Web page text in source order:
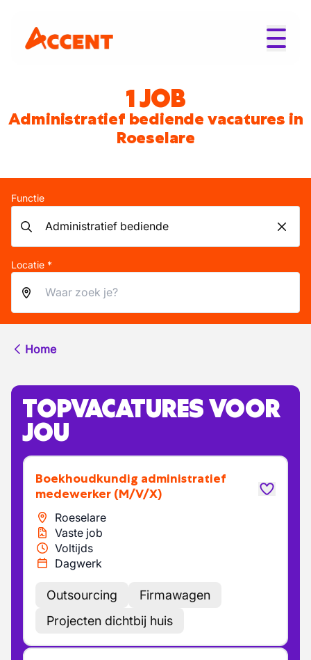
1 JOB
Administratief bediende vacatures in
Roeselare
Functie
Locatie *
Home
TOPVACATURES VOOR
JOU
Boekhoudkundig administratief
medewerker (M/V/X)
Roeselare
Vaste job
Voltijds
Dagwerk
Outsourcing
Firmawagen
Projecten dichtbij huis